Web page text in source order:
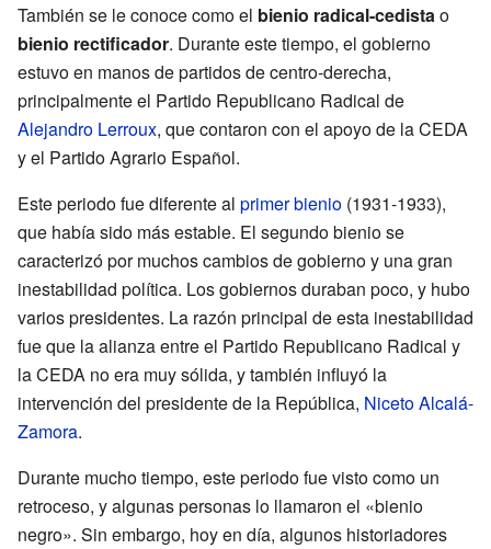
También se le conoce como el bienio radical-cedistao
bienio rectificador. Durante este tiempo, el gobierno
estuvo en manos de partidos de centro-derecha,
principalmente el Partido Republicano Radical de
Alejandro Lerroux, que contaron con el apoyo de la CEDA
y el Partido Agrario Español.
Este periodo fue diferente al primer bienio (1931-1933),
que había sido más estable. El segundo bienio se
caracterizó por muchos cambios de gobierno y una gran
inestabilidad política. Los gobiernos duraban poco, y hubo
varios presidentes. La razón principal de esta inestabilidad
fue que la alianza entre el Partido Republicano Radical y
la CEDA no era muy sólida, y también influyó la
intervención del presidente de la República, Niceto Alcalá-
Zamora.
Durante mucho tiempo, este periodo fue visto como un
retroceso, y algunas personas lo llamaron el «bienio
negro». Sin embargo, hoy en día, algunos historiadores